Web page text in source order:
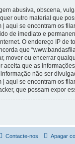
abusiva, obscena,
outro material que
aqui se encontram os
de imediato e
O endereço IP de
que
mover ou encerrar
que as
não ser
aqui se encontram os
que possam expor
Apagar
Contacte-nos